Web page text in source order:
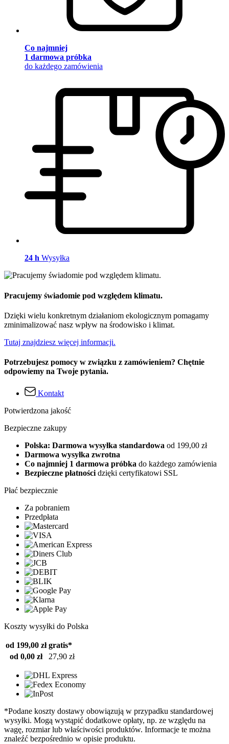
Co najmniej
1 darmowa próbka
do każdego zamówienia
24 h Wysyłka
Pracujemy świadomie pod względem klimatu.
Dzięki wielu konkretnym działaniom ekologicznym pomagamy
zminimalizować nasz wpływ na środowisko i klimat.
Tutaj znajdziesz więcej informacji.
Potrzebujesz pomocy w związku z zamówieniem? Chętnie
odpowiemy na Twoje pytania.
Kontakt
Potwierdzona jakość
Bezpieczne zakupy
Polska: Darmowa wysyłka standardowa od 199,00 zł
Darmowa wysyłka zwrotna
Co najmniej 1 darmowa próbka do każdego zamówienia
Bezpieczne płatności dzięki certyfikatowi SSL
Płać bezpiecznie
Za pobraniem
Przedpłata
Koszty wysyłki do Polska
od 199,00 zł gratis*
od 0,00 zł
27,90 zł
*Podane koszty dostawy obowiązują w przypadku standardowej
wysyłki. Mogą wystąpić dodatkowe opłaty, np. ze względu na
wagę, rozmiar lub właściwości produktów. Informacje te można
znaleźć bezpośrednio w opisie produktu.